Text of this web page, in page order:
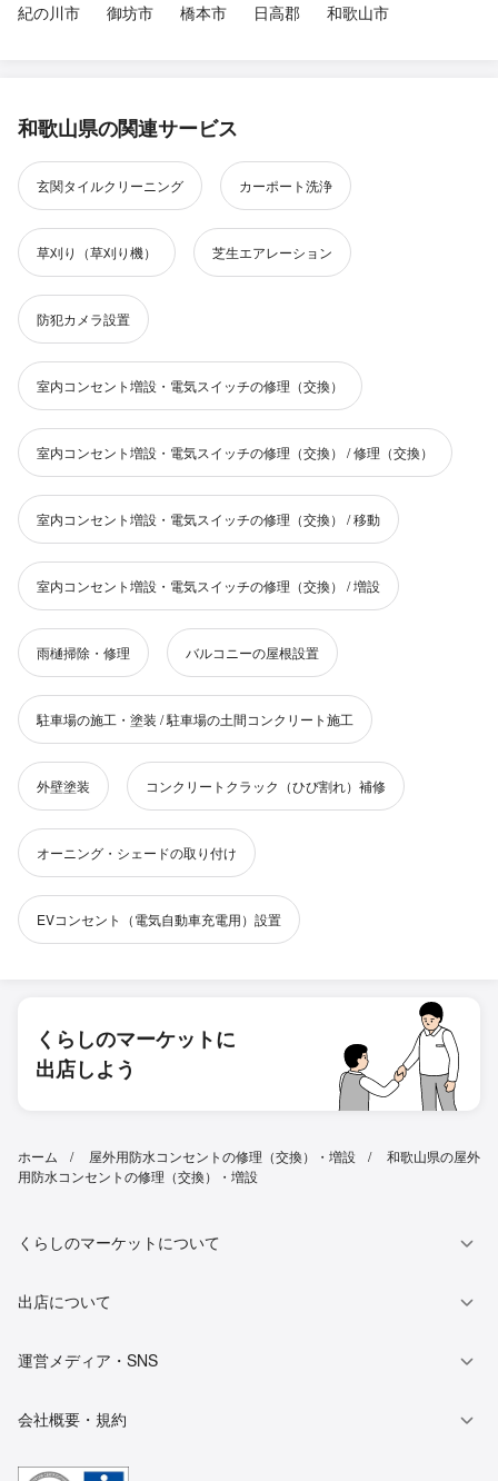
紀の川市
御坊市 橋本市 日高郡 和歌山市
和歌山県の関連サービス
玄関タイルクリーニング カーポート洗浄
草刈り（草刈り機） 芝生エアレーション
防犯カメラ設置
室内コンセント増設・電気スイッチの修理（交換）
室内コンセント増設・電気スイッチの修理（交換） / 修理（交換）
室内コンセント増設・電気スイッチの修理（交換） / 移動
室内コンセント増設・電気スイッチの修理（交換） / 増設
雨樋掃除・修理 バルコニーの屋根設置
駐車場の施工・塗装 / 駐車場の土間コンクリート施工
外壁塗装 コンクリートクラック（ひび割れ）補修
オーニング・シェードの取り付け
EVコンセント（電気自動車充電用）設置
くらしのマーケットに
出店しよう
ホーム 屋外用防水コンセントの修理（交換）・増設
和歌山県の屋外
用防水コンセントの修理（交換）・増設
くらしのマーケットについて
出店について
運営メディア・SNS
会社概要・規約